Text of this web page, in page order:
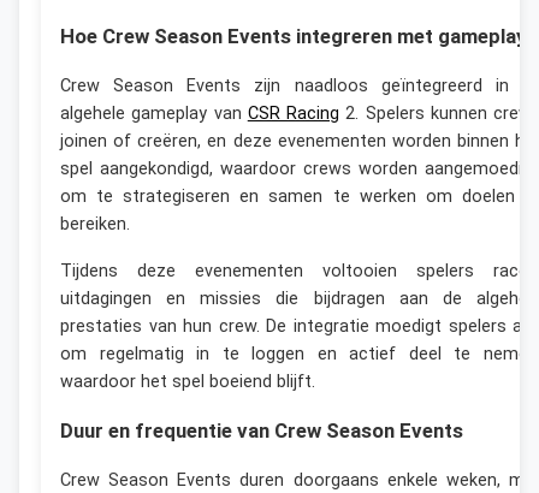
Hoe Crew Season Events integreren met gameplay
Crew Season Events zijn naadloos geïntegreerd in
algehele gameplay van CSR Racing 2. Spelers kunnen
joinen of creëren, en deze evenementen worden binnen
spel aangekondigd, waardoor crews worden
om te strategiseren en samen te werken om doelen
bereiken.
Tijdens deze evenementen voltooien spelers
uitdagingen en missies die bijdragen aan de
prestaties van hun crew. De integratie moedigt spelers
om regelmatig in te loggen en actief deel te
waardoor het spel boeiend blijft.
Duur en frequentie van Crew Season Events
Crew Season Events duren doorgaans enkele weken,